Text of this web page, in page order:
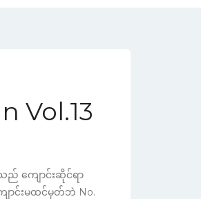
Vol.13
ည် ကျောင်းဆိုင်ရာ
ောင်းမထင်မှတ်ဘဲ No.